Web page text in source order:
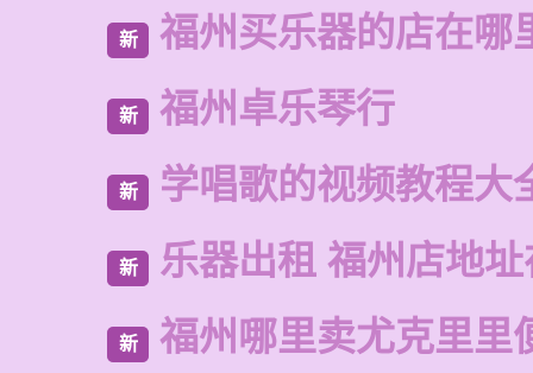
新 福州买乐器的店在哪
新 福州卓乐琴行
新 学唱歌的视频教程大
新 乐器出租 福州店地
新 福州哪里卖尤克里里